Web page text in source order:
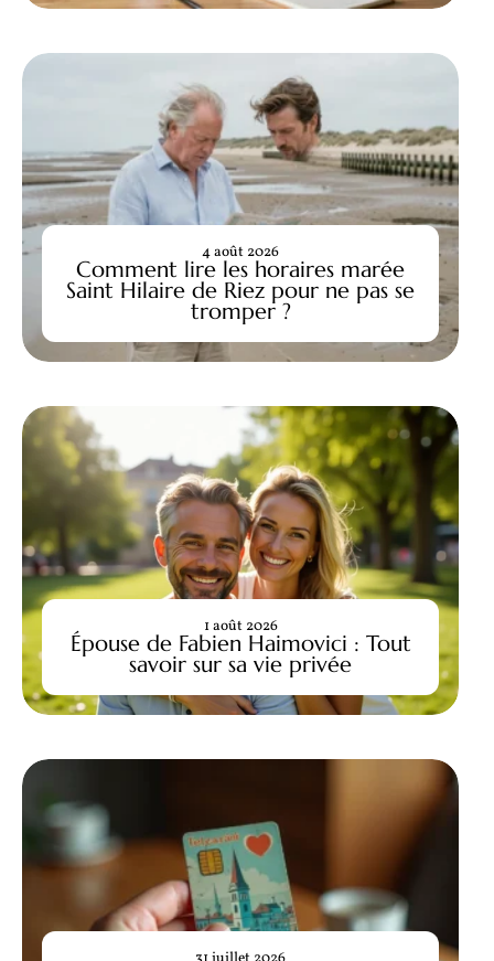
Comment lire les horaires marée
Saint Hilaire de Riez pour ne pas se
tromper ?
4 août 2026
Épouse de Fabien Haimovici : Tout
savoir sur sa vie privée
1 août 2026